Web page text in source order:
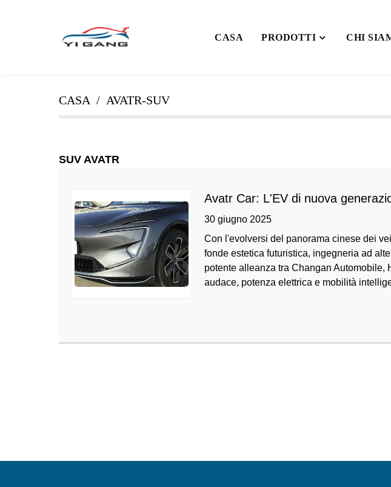
CASA PRODOTTI CHI
CASA AVATR-SUV
SUV AVATR
Avatr Car: L'EV di nuova
30 giugno 2025
Con l'evolversi del panorama cinese dei
fonde estetica futuristica, ingegneria ad
potente alleanza tra Changan
audace, potenza elettrica e mobilità